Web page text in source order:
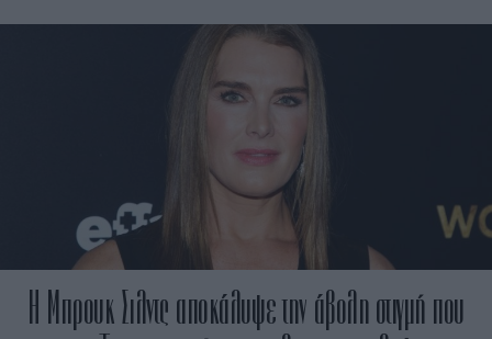
Η Μπρουκ Σιλντς αποκάλυψε την άβολη στιγμή που